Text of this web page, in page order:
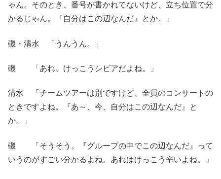
ゃん。そのとき、番号が書かれてないけど、立ち位置で分
かるじゃん。『自分はこの辺なんだ』とか。」
磯・清水 「うんうん。」
磯 「あれ、けっこうシビアだよね。」
清水 「チームツアーは別ですけど、全員のコンサートの
ときですよね。『あ～、今、自分はこの辺なんだ』と
か。」
磯 「そうそう。『グループの中でこの辺なんだ』って
いうのがすごい分かるよね。あれはけっこう辛いよね。」